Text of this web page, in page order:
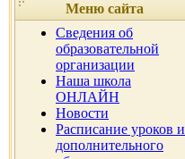
Меню сайта
Сведения об
образовательной
организации
Наша школа
ОНЛАЙН
Новости
Расписание уроков и
дополнительного